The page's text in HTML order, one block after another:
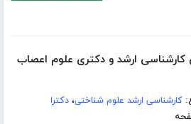
کارشناسی ارشد و دکتری علوم اعصاب
کارشناسی ارشد علوم شناختی،دکترا